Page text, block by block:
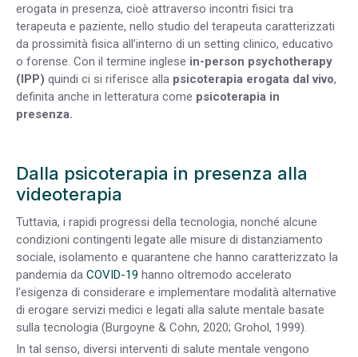
erogata in presenza, cioè attraverso incontri fisici tra
terapeuta e paziente, nello studio del terapeuta caratterizzati
da prossimità fisica all’interno di un setting clinico, educativo
o forense. Con il termine inglese in-person psychotherapy
(IPP) quindi ci si riferisce alla psicoterapia erogata dal vivo,
definita anche in letteratura come psicoterapia in
presenza.
Dalla psicoterapia in presenza alla
videoterapia
Tuttavia, i rapidi progressi della tecnologia, nonché alcune
condizioni contingenti legate alle misure di distanziamento
sociale, isolamento e quarantene che hanno caratterizzato la
pandemia da COVID-19 hanno oltremodo accelerato
l’esigenza di considerare e implementare modalità alternative
di erogare servizi medici e legati alla salute mentale basate
sulla tecnologia (Burgoyne & Cohn, 2020; Grohol, 1999).
In tal senso, diversi interventi di salute mentale vengono